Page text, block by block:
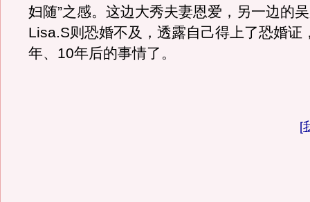
妇随”之感。这边大秀夫妻恩爱，另一边的
Lisa.S则恐婚不及，透露自己得上了恐婚证
年、10年后的事情了。
[